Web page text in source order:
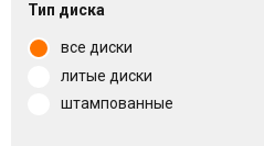
Пн-
Тип диска
все диски
литые диски
штампованные